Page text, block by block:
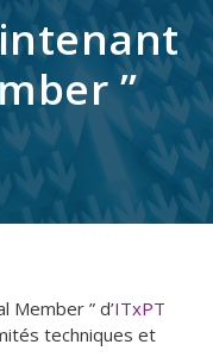
”
Member ” d’ITxPT
techniques et